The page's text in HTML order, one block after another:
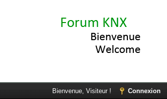
Bienvenue, Visiteur ! Connexion